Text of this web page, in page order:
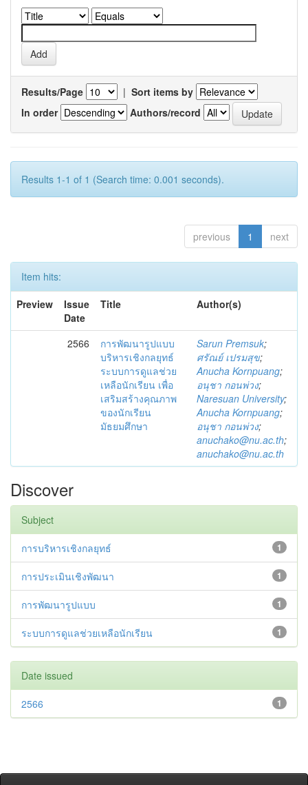
Results/Page | Sort items by
In order
Authors/record
Results 1-1 of 1 (Search time: 0.001 seconds).
previous 1 next
Item hits:
Preview
Issue
Date
Title Author(s)
2566
การพัฒนารูปแบบ
บริหารเชิงกลยุทธ์
ระบบการดูแลช่วย
เหลือนักเรียน เพื่อ
เสริมสร้างคุณภาพ
ของนักเรียน
มัธยมศึกษา
Sarun Premsuk;
ศรัณย์ เปรมสุข;
Anucha Kornpuang;
อนุชา กอนพ่วง;
Naresuan University;
Anucha Kornpuang;
อนุชา กอนพ่วง;
anuchako@nu.ac.th;
anuchako@nu.ac.th
Discover
Subject
1
การบริหารเชิงกลยุทธ์
1
การประเมินเชิงพัฒนา
1
การพัฒนารูปแบบ
1
ระบบการดูแลช่วยเหลือนักเรียน
Date issued
1
2566